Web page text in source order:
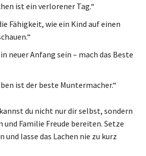
ist ein verlorener Tag.“
Fähigkeit, wie ein Kind auf einen
neuer Anfang sein – mach das Beste
ist der beste Muntermacher.“
du nicht nur dir selbst, sondern
und Familie Freude bereiten. Setze
und lasse das Lachen nie zu kurz